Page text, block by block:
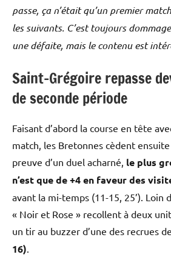
passe, ça n’était qu’un premier
les suivants. C’est toujours
une défaite, mais le contenu est
Saint-Grégoire repasse
de seconde période
Faisant d’abord la course en tête
match, les Bretonnes cèdent
preuve d’un duel acharné, le plus
n’est que de +4 en faveur des
avant la mi-temps (11-15, 25’). Loin
« Noir et Rose » recollent à deux
un tir au buzzer d’une des recrues
16).